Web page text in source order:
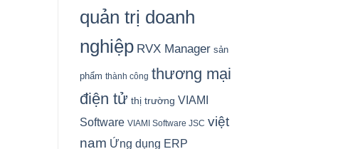
quản trị doanh
nghiệp RVX Manager sản
phẩm thành công thương mại
điện tử thị trường VIAMI
Software VIAMI Software JSC việt
nam Ứng dụng ERP